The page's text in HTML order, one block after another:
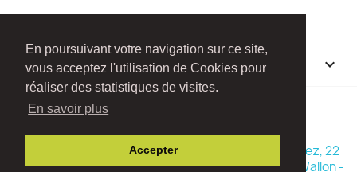
En poursuivant votre navigation sur ce site,
vous acceptez l'utilisation de Cookies pour
réaliser des statistiques de visites.
En savoir plus
Accepter
INFORMATIONS 
FacebookInstagram
© 2026 - Boutique Madame Framboise - Rue Ry d'Hez, 22
1470 Baisy-Thy (Commune de Genappe - Brabant Wallon -